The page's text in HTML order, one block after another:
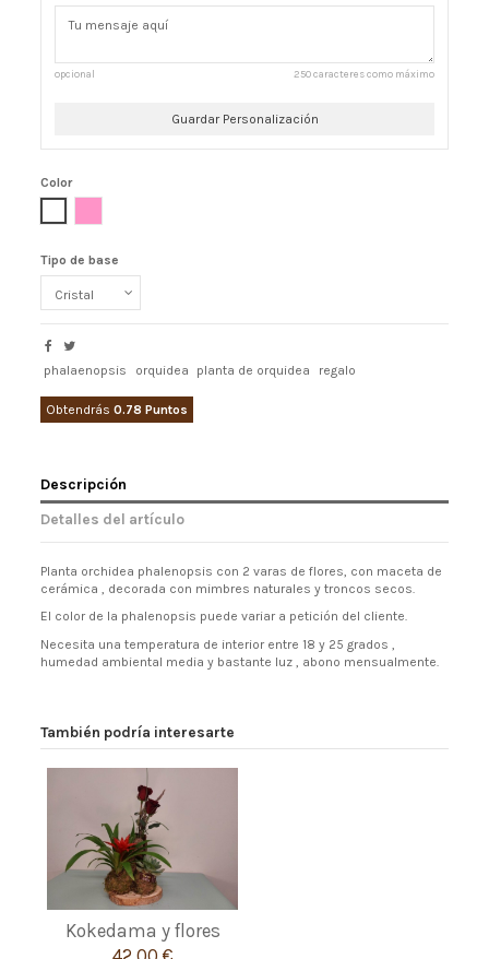
opcional 250 caracteres como máximo
Guardar Personalización
Color
Tipo de base
phalaenopsis orquidea planta de orquidea regalo
Obtendrás0.78 Puntos
Descripción
Detalles del artículo
Planta orchidea phalenopsis con 2 varas de flores, con maceta de
cerámica , decorada con mimbres naturales y troncos secos.
El color de la phalenopsis puede variar a petición del cliente.
Necesita una temperatura de interior entre 18 y 25 grados ,
humedad ambiental media y bastante luz , abono mensualmente.
También podría interesarte
Kokedama y flores